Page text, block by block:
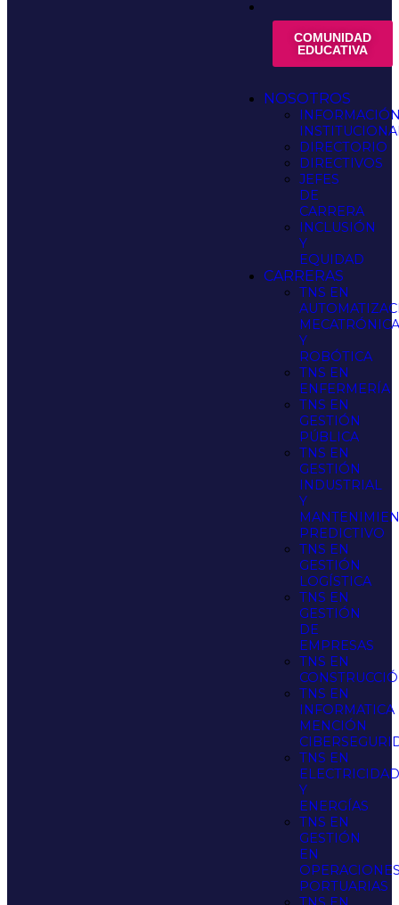
COMUNIDAD
EDUCATIVA
NOSOTROS
DIRECTORIO
DIRECTIVOS
JEFES
DE
CARRERA
INCLUSIÓN
Y
EQUIDAD
CARRERAS
TNS EN
Y
ROBÓTICA
TNS EN
ENFERMERÍA
TNS EN
GESTIÓN
PÚBLICA
TNS EN
GESTIÓN
INDUSTRIAL
Y
PREDICTIVO
TNS EN
GESTIÓN
LOGÍSTICA
TNS EN
GESTIÓN
DE
EMPRESAS
TNS EN
TNS EN
INFORMATICA
MENCIÓN
TNS EN
Y
ENERGÍAS
TNS EN
GESTIÓN
EN
PORTUARIAS